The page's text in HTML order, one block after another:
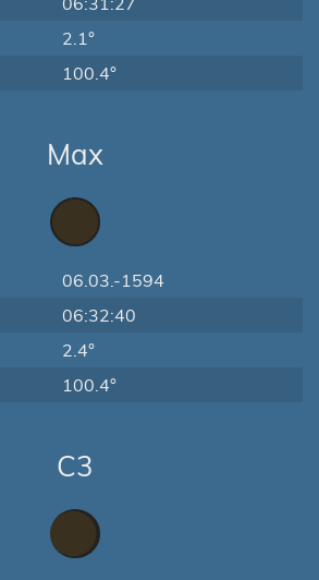
2.1°
100.4°
Max
06.03.-1594
06:32:40
2.4°
100.4°
C3